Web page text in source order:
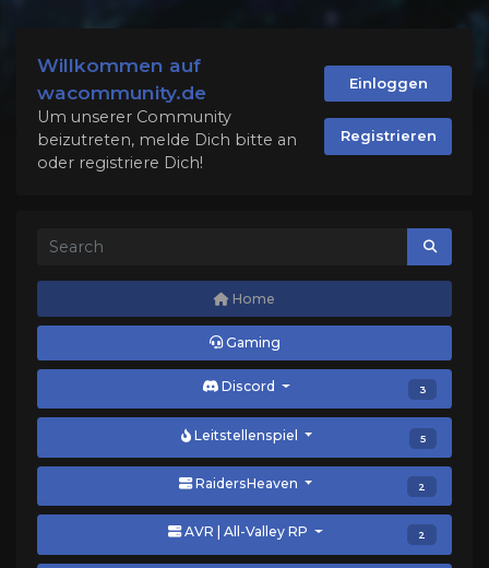
Willkommen auf
wacommunity.de
Um unserer Community
beizutreten, melde Dich bitte an
oder registriere Dich!
Einloggen
Registrieren
Home
Gaming
Discord 3
Leitstellenspiel 5
RaidersHeaven 2
AVR | All-Valley RP 2